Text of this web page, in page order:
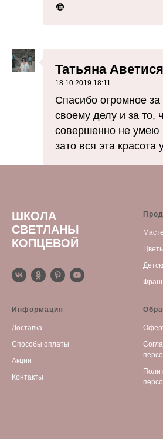
Татьяна
18.10.2019 18:11
Спасибо огромное
своему делу и за то,
совершенно не умею
зато вся эта
ШКОЛА
СВЕТЛАНЫ
КОПЦЕВОЙ
Информация
Доставка
Способы оплаты
Акции
Контакты
С